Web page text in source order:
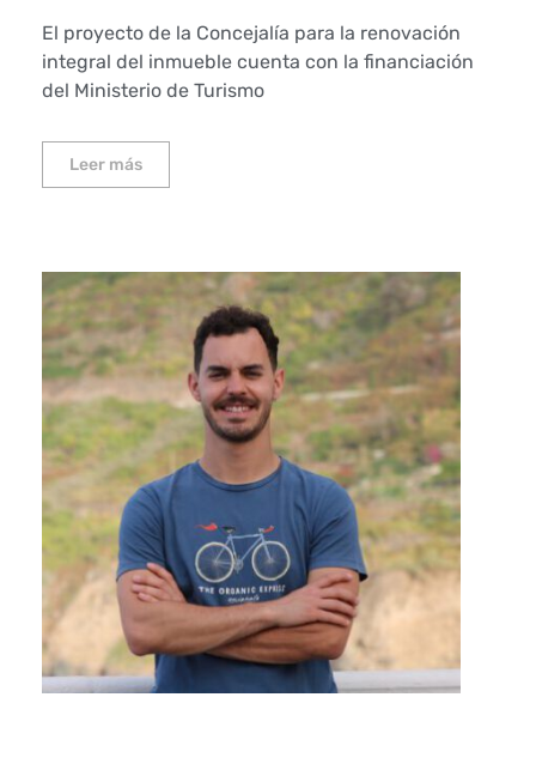
El proyecto de la Concejalía para la renovación
integral del inmueble cuenta con la financiación
del Ministerio de Turismo
Leer más